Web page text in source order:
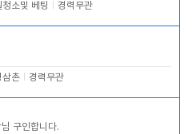
청소및 베팅 경력무관
삼촌 경력무관
구인합니다.